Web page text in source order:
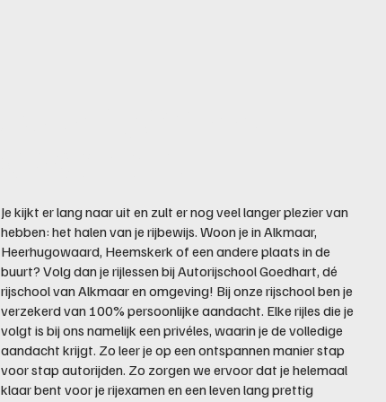
Je kijkt er lang naar uit en zult er nog veel langer plezier van
hebben: het halen van je rijbewijs. Woon je in Alkmaar,
Heerhugowaard, Heemskerk of een andere plaats in de
buurt? Volg dan je rijlessen bij Autorijschool Goedhart, dé
rijschool van Alkmaar en omgeving! Bij onze rijschool ben je
verzekerd van 100% persoonlijke aandacht. Elke rijles die je
volgt is bij ons namelijk een privéles, waarin je de volledige
aandacht krijgt. Zo leer je op een ontspannen manier stap
voor stap autorijden. Zo zorgen we ervoor dat je helemaal
klaar bent voor je rijexamen en een leven lang prettig